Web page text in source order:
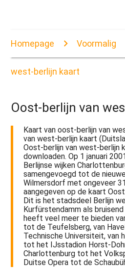
Homepage Voormalig
west-berlijn kaart
Oost-berlijn van
Kaart van oost-berlijn van
van west-berlijn kaart
Oost-berlijn van west-berlijn
downloaden. Op 1 januari
Berlijnse wijken
samengevoegd tot de
Wilmersdorf met ongeveer
aangegeven op de kaart
Dit is het stadsdeel Berlijn
Kurfürstendamm als
heeft veel meer te bieden
tot de Teufelsberg, van
Technische Universiteit, van
tot het IJsstadion Horst-
Charlottenburg tot het
Duitse Opera tot de